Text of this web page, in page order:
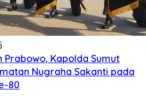
Prabowo, Kapolda Sumut
Nugraha Sakanti pada
80